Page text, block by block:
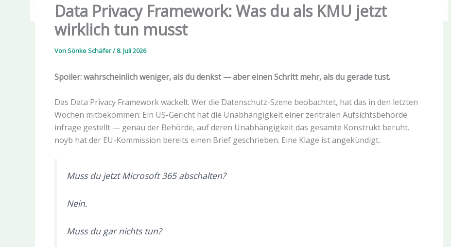
Data Privacy Framework: Was du als KMU jetzt
wirklich tun musst
VonSönke Schäfer/8. Juli 2026
Spoiler: wahrscheinlich weniger, als du denkst — aber einen Schritt mehr, als du gerade tust.
Das Data Privacy Framework wackelt. Wer die Datenschutz-Szene beobachtet, hat das in den letzten
Wochen mitbekommen: Ein US-Gericht hat die Unabhängigkeit einer zentralen Aufsichtsbehörde
infrage gestellt — genau der Behörde, auf deren Unabhängigkeit das gesamte Konstrukt beruht.
noyb hat der EU-Kommission bereits einen Brief geschrieben. Eine Klage ist angekündigt.
Muss du jetzt Microsoft 365 abschalten?
Nein.
Muss du gar nichts tun?